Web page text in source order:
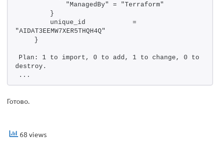
            "ManagedBy" = "Terraform"
        }
        unique_id            =
"AIDAT3EEMW7XER5THQH4Q"
    }
Plan: 1 to import, 0 to add, 1 to change, 0 to
destroy.
...
Готово.
68 views